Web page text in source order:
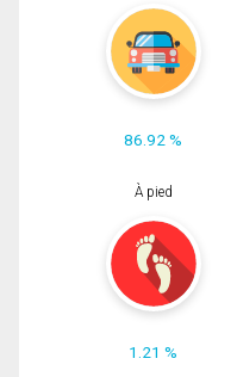
86.92 %
À pied
1.21 %